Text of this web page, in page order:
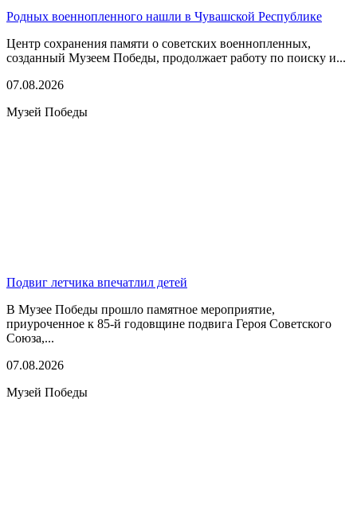
Родных военнопленного нашли в Чувашской Республике
Центр сохранения памяти о советских военнопленных,
созданный Музеем Победы, продолжает работу по поиску и...
07.08.2026
Музей Победы
Подвиг летчика впечатлил детей
В Музее Победы прошло памятное мероприятие,
приуроченное к 85-й годовщине подвига Героя Советского
Союза,...
07.08.2026
Музей Победы